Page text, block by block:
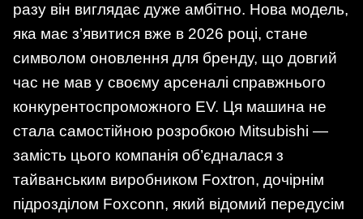
разу він виглядає дуже амбітно. Нова модель,
яка має з’явитися вже в 2026 році, стане
символом оновлення для бренду, що довгий
час не мав у своєму арсеналі справжнього
конкурентоспроможного EV. Ця машина не
стала самостійною розробкою Mitsubishi —
замість цього компанія об’єдналася з
тайванським виробником Foxtron, дочірнім
підрозділом Foxconn, який відомий передусім